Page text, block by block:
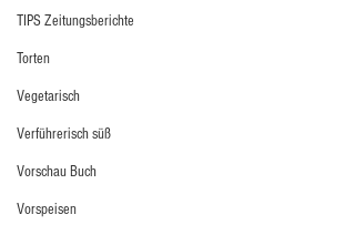
TIPS Zeitungsberichte
Torten
Vegetarisch
Verführerisch süß
Vorschau Buch
Vorspeisen